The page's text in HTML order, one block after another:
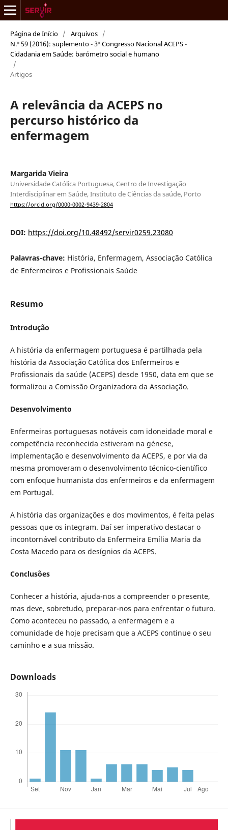
Página de Início / Arquivos /
N.º 59 (2016): suplemento - 3º Congresso Nacional ACEPS -
Cidadania em Saúde: barómetro social e humano
/
Artigos
A relevância da ACEPS no
percurso histórico da
enfermagem
Margarida Vieira
Universidade Católica Portuguesa, Centro de Investigação
Interdisciplinar em Saúde, Instituto de Ciências da saúde, Porto
https://orcid.org/0000-0002-9439-2804
DOI: https://doi.org/10.48492/servir0259.23080
Palavras-chave: História, Enfermagem, Associação Católica
de Enfermeiros e Profissionais Saúde
Resumo
Introdução
A história da enfermagem portuguesa é partilhada pela
história da Associação Católica dos Enfermeiros e
Profissionais da saúde (ACEPS) desde 1950, data em que se
formalizou a Comissão Organizadora da Associação.
Desenvolvimento
Enfermeiras portuguesas notáveis com idoneidade moral e
competência reconhecida estiveram na génese,
implementação e desenvolvimento da ACEPS, e por via da
mesma promoveram o desenvolvimento técnico-científico
com enfoque humanista dos enfermeiros e da enfermagem
em Portugal.
A história das organizações e dos movimentos, é feita pelas
pessoas que os integram. Daí ser imperativo destacar o
incontornável contributo da Enfermeira Emília Maria da
Costa Macedo para os desígnios da ACEPS.
Conclusões
Conhecer a história, ajuda-nos a compreender o presente,
mas deve, sobretudo, preparar-nos para enfrentar o futuro.
Como aconteceu no passado, a enfermagem e a
comunidade de hoje precisam que a ACEPS continue o seu
caminho e a sua missão.
Downloads